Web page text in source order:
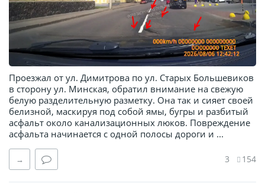
Проезжал от ул. Димитрова по ул. Старых Большевиков
в сторону ул. Минская, обратил внимание на свежую
белую разделительную разметку. Она так и сияет своей
белизной, маскируя под собой ямы, бугры и разбитый
асфальт около канализационных люков. Повреждение
асфальта начинается с одной полосы дороги и ...
→ 3 154